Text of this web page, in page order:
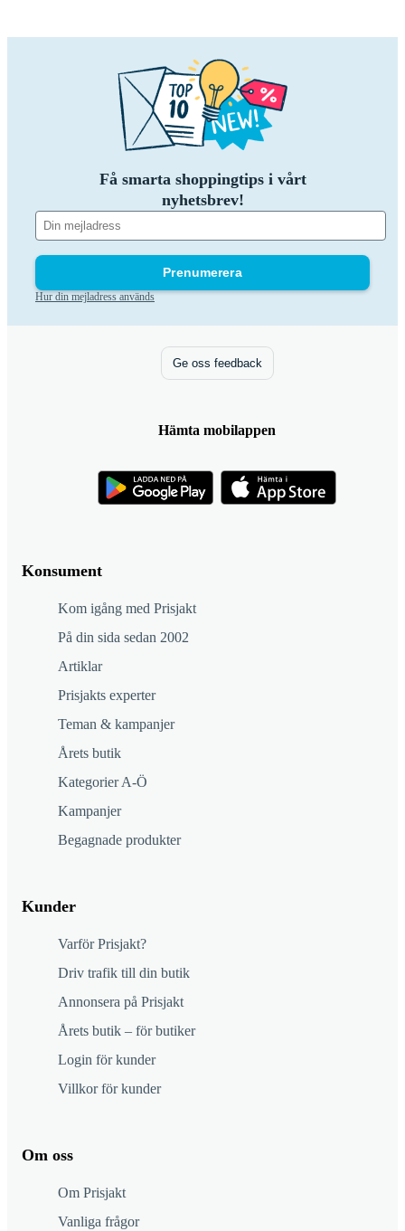
Få smarta shoppingtips i vårt
nyhetsbrev!
Prenumerera
Hur din mejladress används
Konsument
Kom igång med Prisjakt
På din sida sedan 2002
Artiklar
Prisjakts experter
Teman & kampanjer
Årets butik
Kategorier A-Ö
Kampanjer
Begagnade produkter
Kunder
Varför Prisjakt?
Driv trafik till din butik
Annonsera på Prisjakt
Årets butik – för butiker
Login för kunder
Villkor för kunder
Om oss
Om Prisjakt
Vanliga frågor
Ge oss feedback
Hämta mobilappen